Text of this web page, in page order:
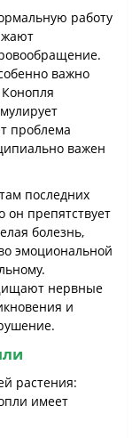
работу
важно
проблема
важен
последних
он препятствует
болезнь,
эмоциональной
нервные
и
растения:
имеет